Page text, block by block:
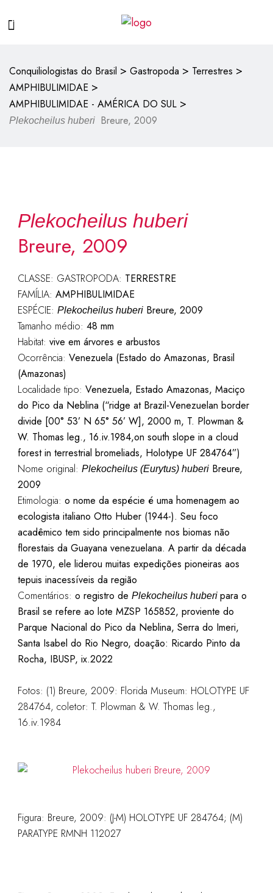
Conquiliologistas do Brasil > Gastropoda > Terrestres >
AMPHIBULIMIDAE >
AMPHIBULIMIDAE - AMÉRICA DO SUL >
Plekocheilus huberi Breure, 2009
Plekocheilus huberi
Breure, 2009
CLASSE: GASTROPODA: TERRESTRE
FAMÍLIA: AMPHIBULIMIDAE
ESPÉCIE: Plekocheilus huberiBreure, 2009
Tamanho médio: 48 mm
Habitat: vive em árvores e arbustos
Ocorrência: Venezuela (Estado do Amazonas, Brasil
(Amazonas)
Localidade tipo: Venezuela, Estado Amazonas, Maciço
do Pico da Neblina (“ridge at Brazil-Venezuelan border
divide [00° 53’ N 65° 56’ W], 2000 m, T. Plowman &
W. Thomas leg., 16.iv.1984,on south slope in a cloud
forest in terrestrial bromeliads, Holotype UF 284764”)
Nome original: Plekocheilus (Eurytus) huberiBreure,
2009
Etimologia: o nome da espécie é uma homenagem ao
ecologista italiano Otto Huber (1944-). Seu foco
acadêmico tem sido principalmente nos biomas não
florestais da Guayana venezuelana. A partir da década
de 1970, ele liderou muitas expedições pioneiras aos
tepuis inacessíveis da região
Comentários: o registro de Plekocheilus huberi para o
Brasil se refere ao lote MZSP 165852, proviente do
Parque Nacional do Pico da Neblina, Serra do Imeri,
Santa Isabel do Rio Negro, doação: Ricardo Pinto da
Rocha, IBUSP, ix.2022
Fotos: (1) Breure, 2009: Florida Museum: HOLOTYPE UF
284764, coletor: T. Plowman & W. Thomas leg.,
16.iv.1984
Figura: Breure, 2009: (J-M) HOLOTYPE UF 284764; (M)
PARATYPE RMNH 112027